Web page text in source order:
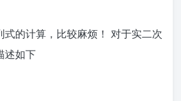
的计算，比较麻烦！ 对于实二次
述如下